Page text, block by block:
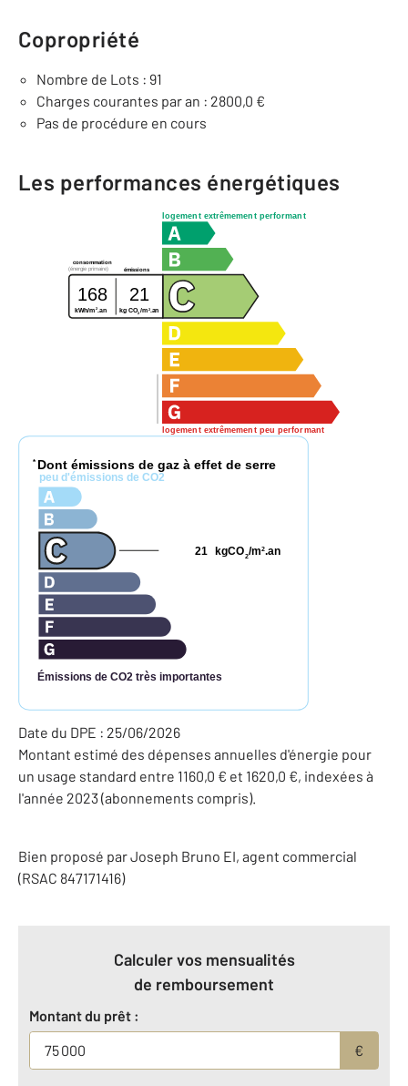
Copropriété
Nombre de Lots : 91
Charges courantes par an : 2800,0 €
Pas de procédure en cours
Les performances énergétiques
logement extrêmement performant
logement extrêmement peu performant
consommation
émissions
(énergie primaire)
168 21
kWh/m 2 .an kg CO2/m2.an
* Dont émissions de gaz à effet de serre
peu d'émissions de CO2
Émissions de CO2 très importantes
kgCO2/m2.an
21
Date du DPE : 25/06/2026
Montant estimé des dépenses annuelles d'énergie pour
un usage standard entre 1160,0 € et 1620,0 €, indexées à
l'année 2023 (abonnements compris).
Bien proposé parJoseph Bruno EI, agent commercial
(RSAC 847171416)
Calculer vos mensualités
de remboursement
Montant du prêt :
€